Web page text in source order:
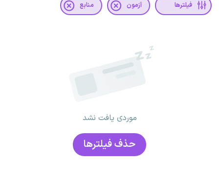
فیلترها آزمون منابع
موردی یافت نشد
حذف فیلتر‌ها